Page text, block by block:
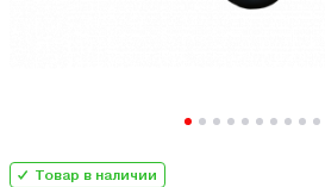
Товар в наличии